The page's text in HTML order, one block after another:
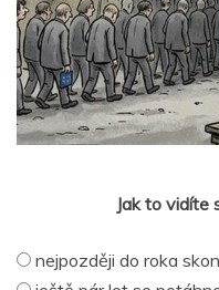
Jak to vidíte
nejpozději do roka